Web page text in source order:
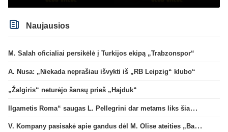
Naujausios
M. Salah oficialiai persikėlė į Turkijos ekipą „Trabzonspor“
A. Nusa: „Niekada neprašiau išvykti iš „RB Leipzig“ klubo“
„Žalgiris“ neturėjo šansų prieš „Hajduk“
Ilgametis Roma“ saugas L. Pellegrini dar metams liks šiame klube
V. Kompany pasisakė apie gandus dėl M. Olise ateities „Bayern“ gretose